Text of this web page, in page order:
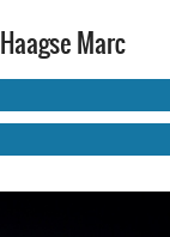
Haagse Marc